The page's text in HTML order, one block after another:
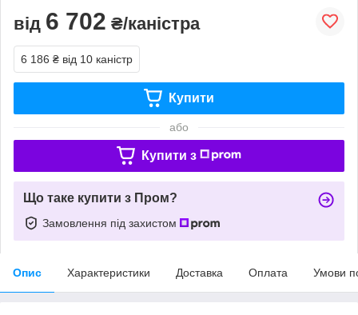
від 6 702 ₴/каністра
6 186 ₴ від 10 каністр
Купити
або
Купити з
Що таке купити з Пром?
Замовлення під захистом
Опис Характеристики Доставка Оплата Умови